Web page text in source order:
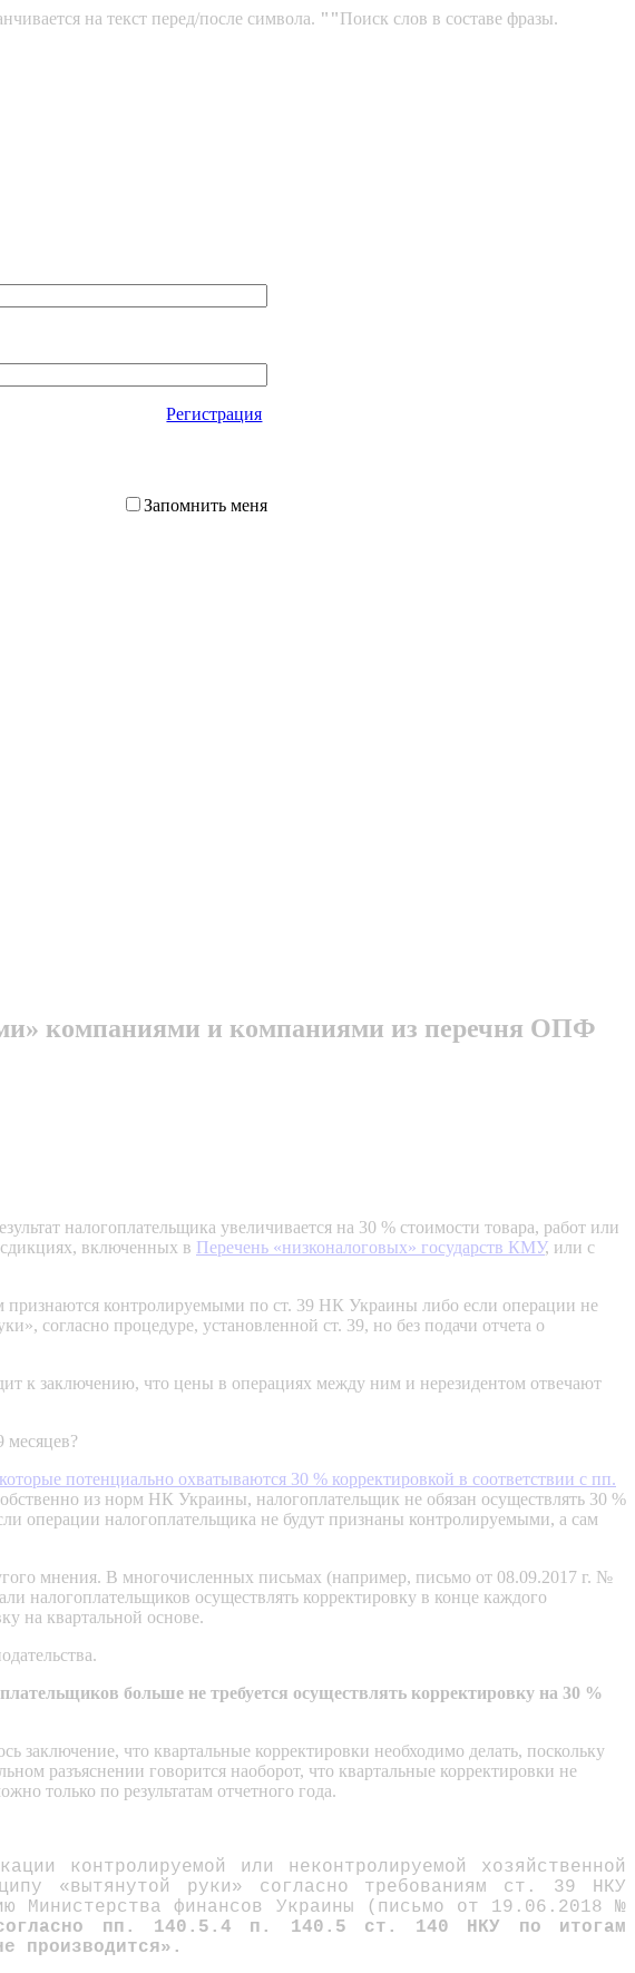
на текст перед/после символа. ""Поиск слов в составе фразы.
Регистрация
Запомнить меня
компаниями и компаниями из перечня ОПФ
налогоплательщика увеличивается на 30 % стоимости товара, работ или
включенных в Перечень «низконалоговых» государств КМУ, или с
признаются контролируемыми по ст. 39 НК Украины либо если операции не
согласно процедуре, установленной ст. 39, но без подачи отчета о
к заключению, что цены в операциях между ним и нерезидентом отвечают
месяцев?
потенциально охватываются 30 % корректировкой в соответствии с пп.
из норм НК Украины, налогоплательщик не обязан осуществлять 30 %
операции налогоплательщика не будут признаны контролируемыми, а сам
мнения. В многочисленных письмах (например, письмо от 08.09.2017 г. №
осуществлять корректировку в конце каждого
на квартальной основе.
больше не требуется осуществлять корректировку на 30 %
заключение, что квартальные корректировки необходимо делать, поскольку
разъяснении говорится наоборот, что квартальные корректировки не
только по результатам отчетного года.
контролируемой или неконтролируемой хозяйственной
«вытянутой руки» согласно требованиям ст. 39 НКУ
Министерства финансов Украины (письмо от 19.06.2018 №
согласно пп. 140.5.4 п. 140.5 ст. 140 НКУ по итогам
производится».